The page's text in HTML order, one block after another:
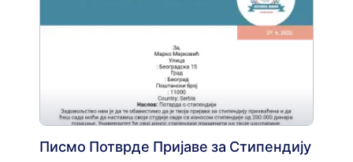
Писмо Потврде Пријаве за Стипендију